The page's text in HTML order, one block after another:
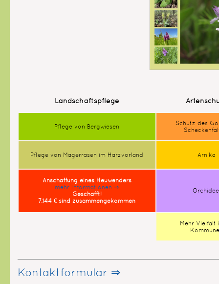
Landschaftspflege
Pflege von Bergwiesen
Schutz des
Pflege von Magerrasen im Harzvorland Arnika
Anschaffung eines Heuwenders
mehr Informationen ⇒
Geschafft!
7.144 € sind zusammengekommen
Mehr Vielfalt
Kontaktformular ⇒